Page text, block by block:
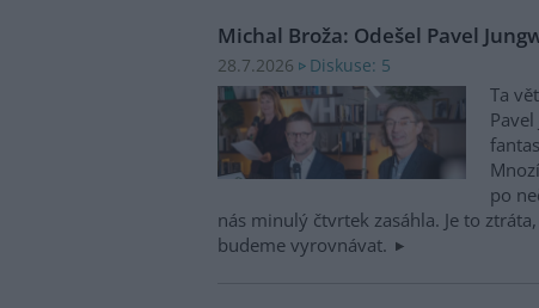
Michal Broža: Odešel Pavel
28.7.2026 Diskuse: 5
Ta
po
nás minulý čtvrtek zasáhla. Je to
budeme vyrovnávat.